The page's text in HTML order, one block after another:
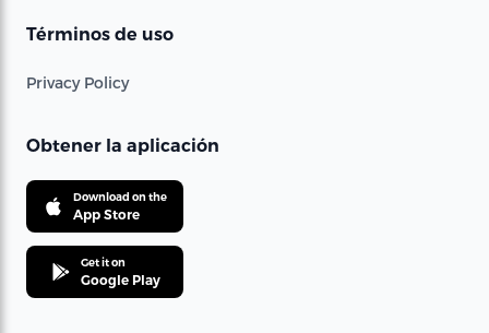
Términos de uso
Privacy Policy
Obtener la aplicación
Download on the
App Store
Get it on
Google Play